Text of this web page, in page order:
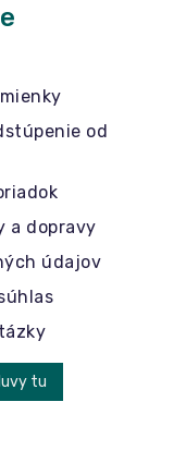
od
a dopravy
údajov
tu